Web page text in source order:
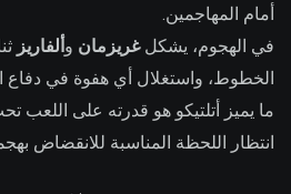
أمام المهاجمين.
في الهجوم، يشكلغريزمان و ألفاريز
الخطوط، واستغلال أي هفوة في دفاع
ما يميز أتلتيكو هو قدرته على
انتظار اللحظة المناسبة للانقضاض